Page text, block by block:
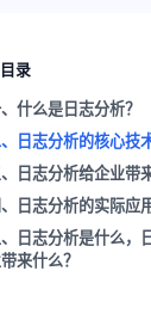
录
什么是日志分析？
日志分析的核心技
日志分析给企业带
、日志分析的实际应
日志分析是什么，
来什么？